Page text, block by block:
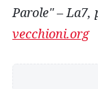
Parole" – La7,
vecchioni.org